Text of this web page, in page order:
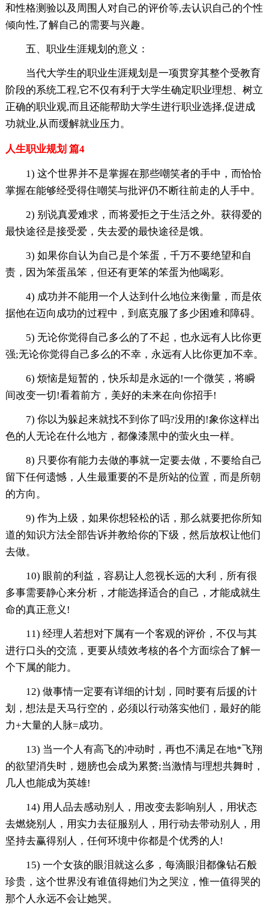
和性格测验以及周围人对自己的评价等,去认识自己的个性
倾向性,了解自己的需要与兴趣。
五、职业生涯规划的意义：
当代大学生的职业生涯规划是一项贯穿其整个受教育
阶段的系统工程,它不仅有利于大学生确定职业理想、树立
正确的职业观,而且还能帮助大学生进行职业选择,促进成
功就业,从而缓解就业压力。
人生职业规划 篇4
1) 这个世界并不是掌握在那些嘲笑者的手中，而恰恰
掌握在能够经受得住嘲笑与批评仍不断往前走的人手中。
2) 别说真爱难求，而将爱拒之于生活之外。获得爱的
最快途径是接受爱，失去爱的最快途径是饿。
3) 如果你自认为自己是个笨蛋，千万不要绝望和自
责，因为笨蛋虽笨，但还有更笨的笨蛋为他喝彩。
4) 成功并不能用一个人达到什么地位来衡量，而是依
据他在迈向成功的过程中，到底克服了多少困难和障碍。
5) 无论你觉得自己多么的了不起，也永远有人比你更
强;无论你觉得自己多么的不幸，永远有人比你更加不幸。
6) 烦恼是短暂的，快乐却是永远的!一个微笑，将瞬
间改变一切!看着前方，美好的未来在向你招手!
7) 你以为躲起来就找不到你了吗?没用的!象你这样出
色的人无论在什么地方，都像漆黑中的萤火虫一样。
8) 只要你有能力去做的事就一定要去做，不要给自己
留下任何遗憾，人生最重要的不是所站的位置，而是所朝
的方向。
9) 作为上级，如果你想轻松的话，那么就要把你所知
道的知识方法全部告诉并教给你的下级，然后放权让他们
去做。
10) 眼前的利益，容易让人忽视长远的大利，所有很
多事需要静心来分析，才能选择适合的自己，才能成就生
命的真正意义!
11) 经理人若想对下属有一个客观的评价，不仅与其
进行口头的交流，更要从绩效考核的各个方面综合了解一
个下属的能力。
12) 做事情一定要有详细的计划，同时要有后援的计
划，想法是天马行空的，必须以行动落实他们，最好的能
力+大量的人脉=成功。
13) 当一个人有高飞的冲动时，再也不满足在地*飞翔
的欲望消失时，翅膀也会成为累赘;当激情与理想共舞时，
几人也能成为英雄!
14) 用人品去感动别人，用改变去影响别人，用状态
去燃烧别人，用实力去征服别人，用行动去带动别人，用
坚持去赢得别人，任何环境中你都是个优秀的人!
15) 一个女孩的眼泪就这么多，每滴眼泪都像钻石般
珍贵，这个世界没有谁值得她们为之哭泣，惟一值得哭的
那个人永远不会让她哭。